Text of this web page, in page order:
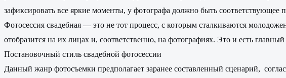
зафиксировать все яркие моменты, у фотографа должно быть соответствующее
Фотосессия свадебная — это не тот процесс, с которым сталкиваются
отобразится на их лицах и, соответственно, на фотографиях. Это и есть
Постановочный стиль свадебной фотосессии
Данный жанр фотосъемки предполагает заранее составленный сценарий,